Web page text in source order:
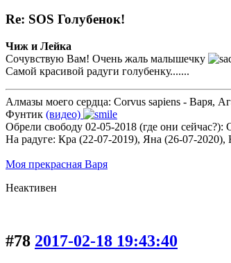
Re: SOS Голубенок!
Чиж и Лейка
Сочувствую Вам! Очень жаль малышечку
Самой красивой радуги голубенку.......
Алмазы моего сердца: Corvus sapiens - Варя,
Фунтик (видео)
Обрели свободу 02-05-2018 (где они
На радуге: Кра (22-07-2019), Яна (26-07-
Моя прекрасная Варя
Неактивен
#78 2017-02-18 19:43:40